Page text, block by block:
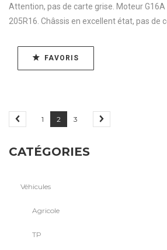
Attention, pas de carte grise. Moteur G16A
205R16. Châssis en excellent état, pas de
FAVORIS
1 2 3
CATÉGORIES
Véhicules
Agricole
TP